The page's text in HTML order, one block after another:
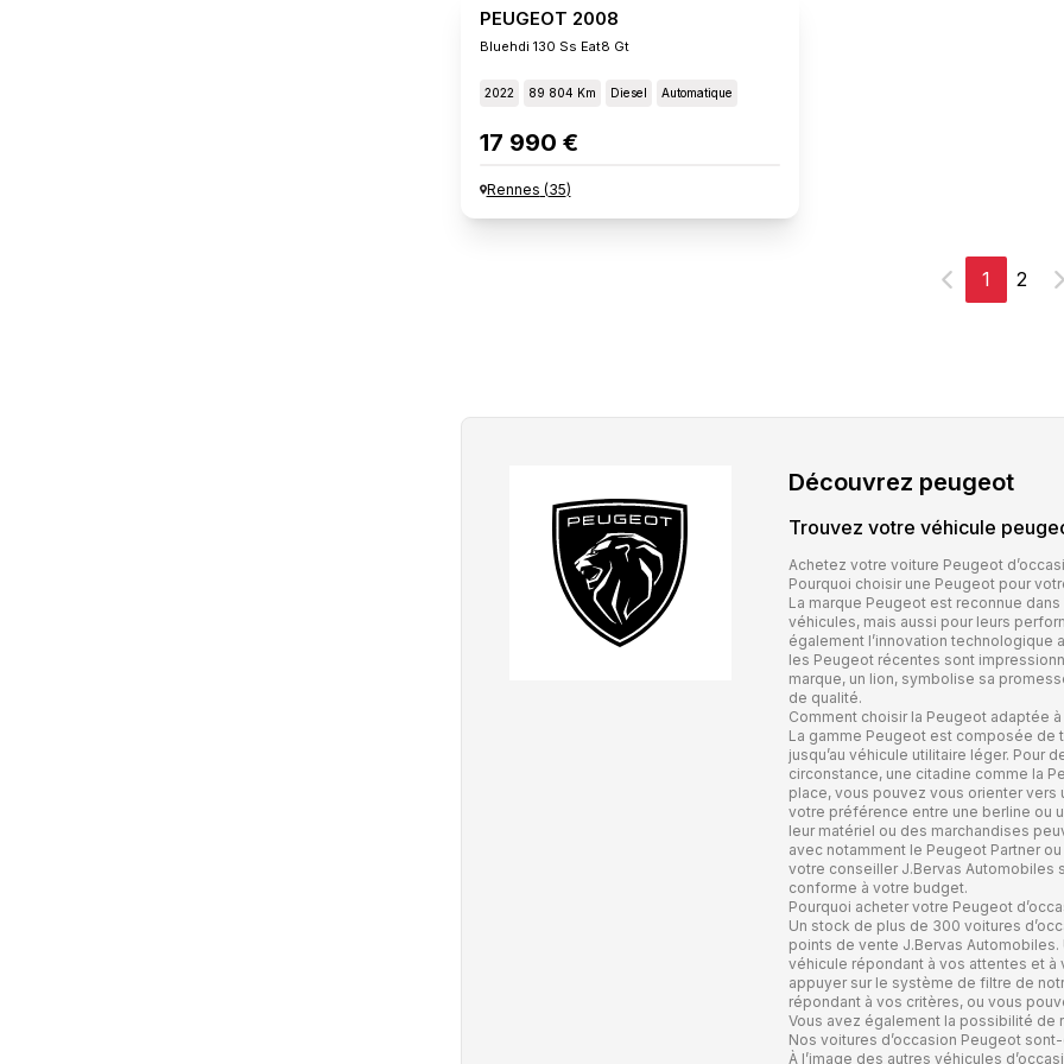
PEUGEOT 2008
Bluehdi 130 Ss Eat8 Gt
2022 89 804 Km Diesel Automatique
17 990 €
Rennes (35)
Précédent
1 2
Découvrez peugeot
Trouvez votre véhicule
Achetez votre voiture Peugeot
Pourquoi choisir une Peugeot pour
La marque Peugeot est reconnue
véhicules, mais aussi pour leurs
également l’innovation technologique
les Peugeot récentes sont
marque, un lion, symbolise sa
de qualité.
Comment choisir la Peugeot adaptée
La gamme Peugeot est composée de
jusqu’au véhicule utilitaire léger. Pour
circonstance, une citadine comme la
place, vous pouvez vous orienter
votre préférence entre une berline ou
leur matériel ou des marchandises
avec notamment le Peugeot Partner
votre conseiller J.Bervas Automobiles
conforme à votre budget.
Pourquoi acheter votre Peugeot
Un stock de plus de 300 voitures
points de vente J.Bervas
véhicule répondant à vos attentes et
appuyer sur le système de filtre de
répondant à vos critères, ou vous
Vous avez également la possibilité de
Nos voitures d’occasion Peugeot
À l’image des autres véhicules